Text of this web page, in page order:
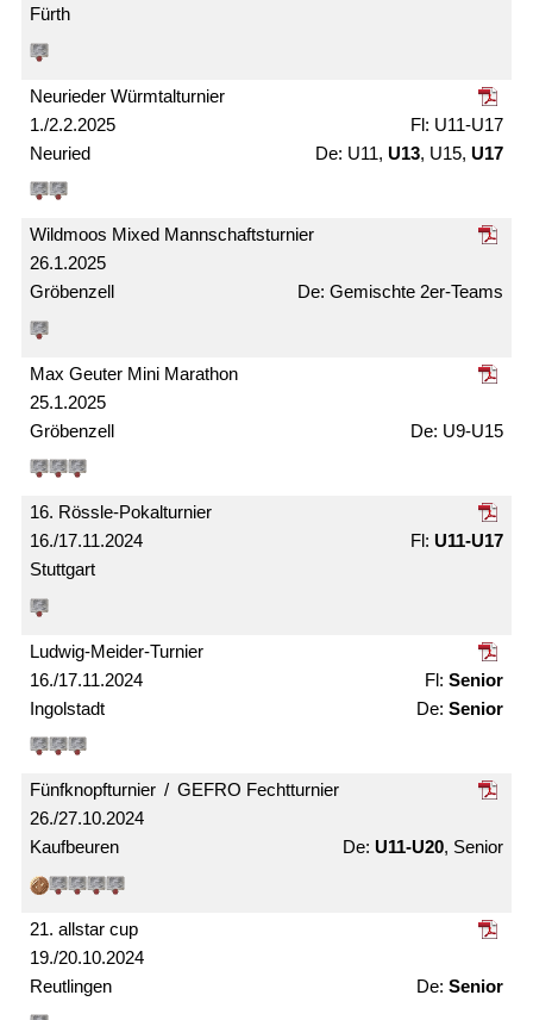
Fürth
1./2.2.2025
Neurieder Würmtal­turnier
Neuried
U11-U17
U11, U13, U15, U17
26.1.2025
Wildmoos Mixed Mann­schafts­turnier
Gröbenzell Gemischte 2er-Teams
25.1.2025
Max Geuter Mini Marathon
Gröbenzell U9-U15
16./17.11.2024
16. Rössle-Pokal­turnier
Stuttgart
U11-U17
16./17.11.2024
Ludwig-Meider-Turnier
Ingolstadt
Senior
Senior
26./27.10.2024
Fünfknopf­turnier / GEFRO Fecht­turnier
Kaufbeuren U11-U20, Senior
19./20.10.2024
21. allstar cup
Reutlingen Senior